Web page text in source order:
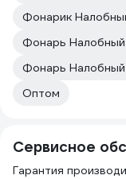
Фонарик
Фонарь
Оптом
Сервисное
Гарантия